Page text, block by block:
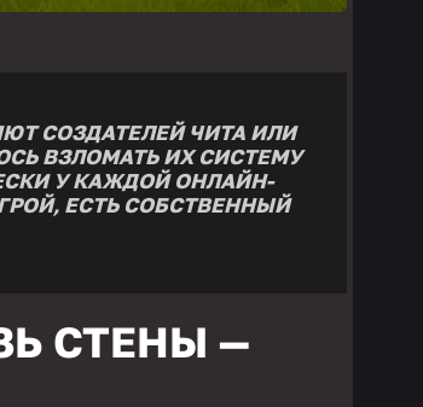
СОЗДАТЕЛЕЙ ЧИТА ИЛИ
ВЗЛОМАТЬ ИХ СИСТЕМУ
У КАЖДОЙ ОНЛАЙН-
ЕСТЬ СОБСТВЕННЫЙ
СТЕНЫ —